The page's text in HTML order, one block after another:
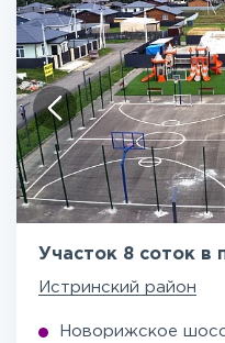
Участок 8 соток в
Истринский район
Новорижское